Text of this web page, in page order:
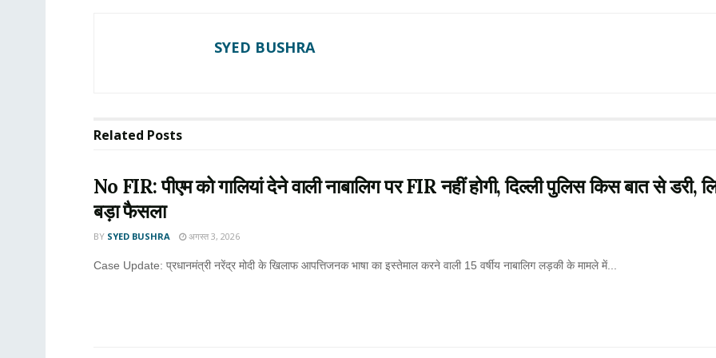
SYED BUSHRA
Related Posts
No FIR: पीएम को गालियां देने वाली नाबालिग पर FIR नहीं होगी, दिल्ली पुलिस किस बात से डरी,
बड़ा फैसला
BY SYED BUSHRA अगस्त 3, 2026
Case Update: प्रधानमंत्री नरेंद्र मोदी के खिलाफ आपत्तिजनक भाषा का इस्तेमाल करने वाली 15 वर्षीय नाबालिग लड़की के मामले में...